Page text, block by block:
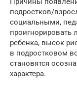
подростков/
социальными,
проигнорировать
ребенка, высок
в подростковом
становятся
характера.